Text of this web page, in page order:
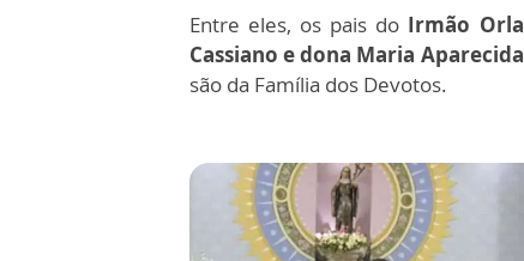
Entre eles, os pais do Irmão
Cassiano e dona Maria
são da Família dos Devotos.